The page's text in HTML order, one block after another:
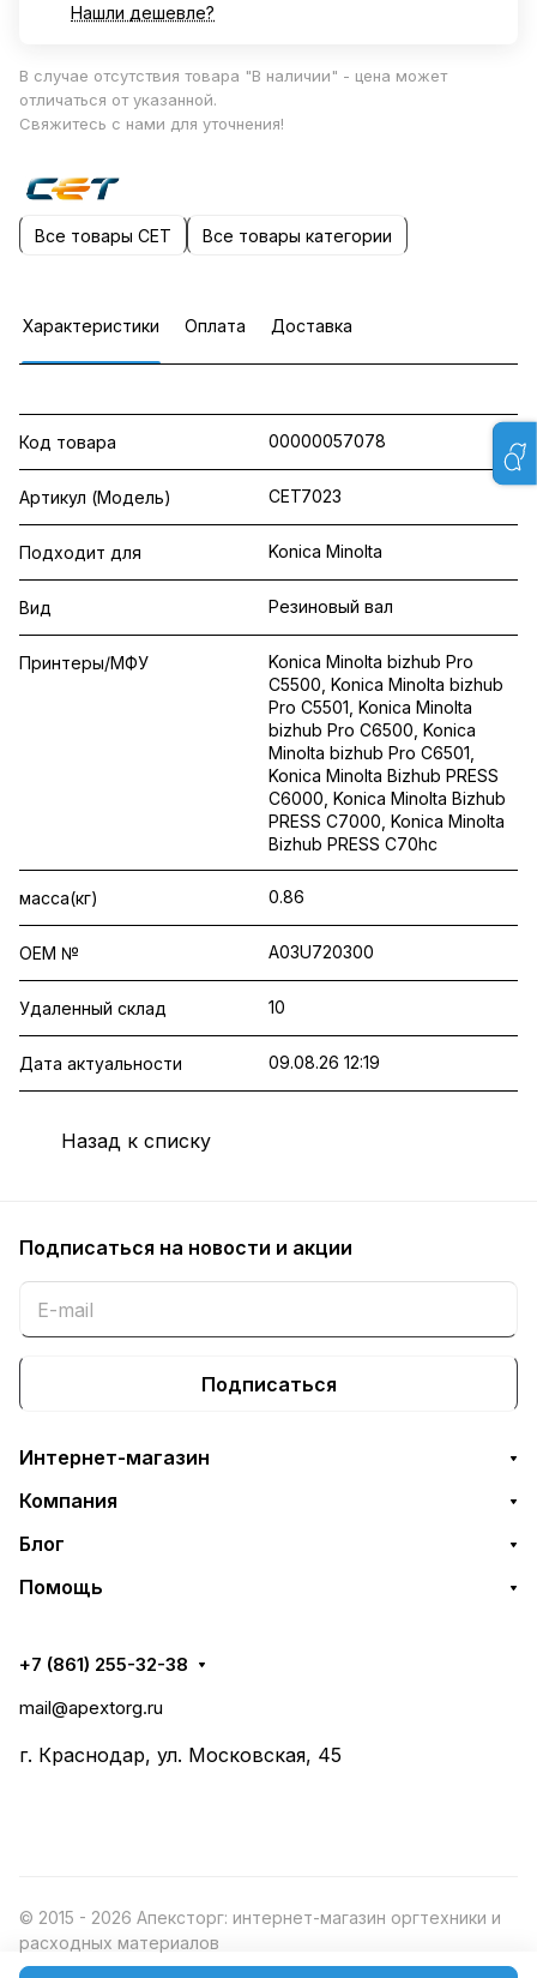
Нашли дешевле?
В случае отсутствия товара "В наличии" - цена может
отличаться от указанной.
Свяжитесь с нами для уточнения!
Все товары CET Все товары категории
Характеристики Оплата Доставка
Код товара 00000057078
Артикул (Модель) CET7023
Подходит для Konica Minolta
Вид Резиновый вал
Принтеры/МФУ
Konica Minolta bizhub Pro
C5500, Konica Minolta bizhub
Pro C5501, Konica Minolta
bizhub Pro C6500, Konica
Minolta bizhub Pro C6501,
Konica Minolta Bizhub PRESS
C6000, Konica Minolta Bizhub
PRESS C7000, Konica Minolta
Bizhub PRESS C70hc
масса(кг) 0.86
OEM № A03U720300
Удаленный склад 10
Дата актуальности 09.08.26 12:19
Назад к списку
Подписаться на новости и акции
Подписаться
Интернет-магазин
Компания
Блог
Помощь
+7 (861) 255-32-38
mail@apextorg.ru
г. Краснодар, ул. Московская, 45
© 2015 - 2026 Апексторг: интернет-магазин оргтехники и
расходных материалов